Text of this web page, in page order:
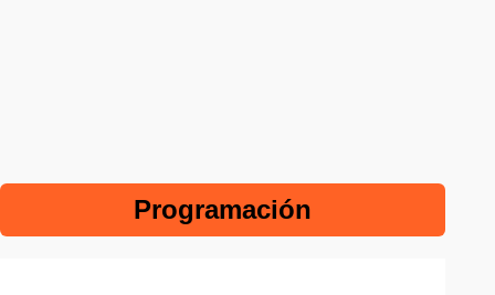
Programación